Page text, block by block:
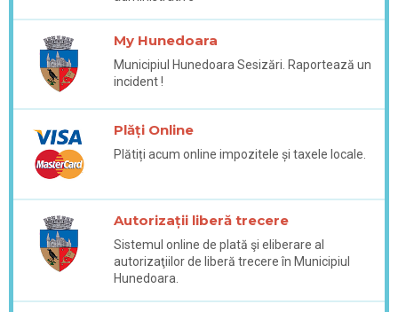
My Hunedoara
Municipiul Hunedoara Sesizări. Raportează un
incident !
Plăți Online
Plătiți acum online impozitele și taxele locale.
Autorizații liberă trecere
Sistemul online de plată şi eliberare al
autorizaţiilor de liberă trecere în Municipiul
Hunedoara.